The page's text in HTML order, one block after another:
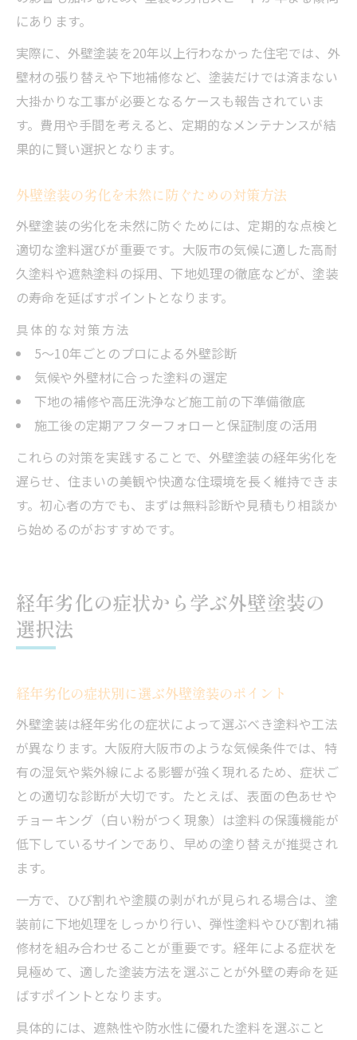
にあります。
実際に、外壁塗装を20年以上行わなかった住宅では、外
壁材の張り替えや下地補修など、塗装だけでは済まない
大掛かりな工事が必要となるケースも報告されていま
す。費用や手間を考えると、定期的なメンテナンスが結
果的に賢い選択となります。
外壁塗装の劣化を未然に防ぐための対策方法
外壁塗装の劣化を未然に防ぐためには、定期的な点検と
適切な塗料選びが重要です。大阪市の気候に適した高耐
久塗料や遮熱塗料の採用、下地処理の徹底などが、塗装
の寿命を延ばすポイントとなります。
具体的な対策方法
5～10年ごとのプロによる外壁診断
気候や外壁材に合った塗料の選定
下地の補修や高圧洗浄など施工前の下準備徹底
施工後の定期アフターフォローと保証制度の活用
これらの対策を実践することで、外壁塗装の経年劣化を
遅らせ、住まいの美観や快適な住環境を長く維持できま
す。初心者の方でも、まずは無料診断や見積もり相談か
ら始めるのがおすすめです。
経年劣化の症状から学ぶ外壁塗装の
選択法
経年劣化の症状別に選ぶ外壁塗装のポイント
外壁塗装は経年劣化の症状によって選ぶべき塗料や工法
が異なります。大阪府大阪市のような気候条件では、特
有の湿気や紫外線による影響が強く現れるため、症状ご
との適切な診断が大切です。たとえば、表面の色あせや
チョーキング（白い粉がつく現象）は塗料の保護機能が
低下しているサインであり、早めの塗り替えが推奨され
ます。
一方で、ひび割れや塗膜の剥がれが見られる場合は、塗
装前に下地処理をしっかり行い、弾性塗料やひび割れ補
修材を組み合わせることが重要です。経年による症状を
見極めて、適した塗装方法を選ぶことが外壁の寿命を延
ばすポイントとなります。
具体的には、遮熱性や防水性に優れた塗料を選ぶこと